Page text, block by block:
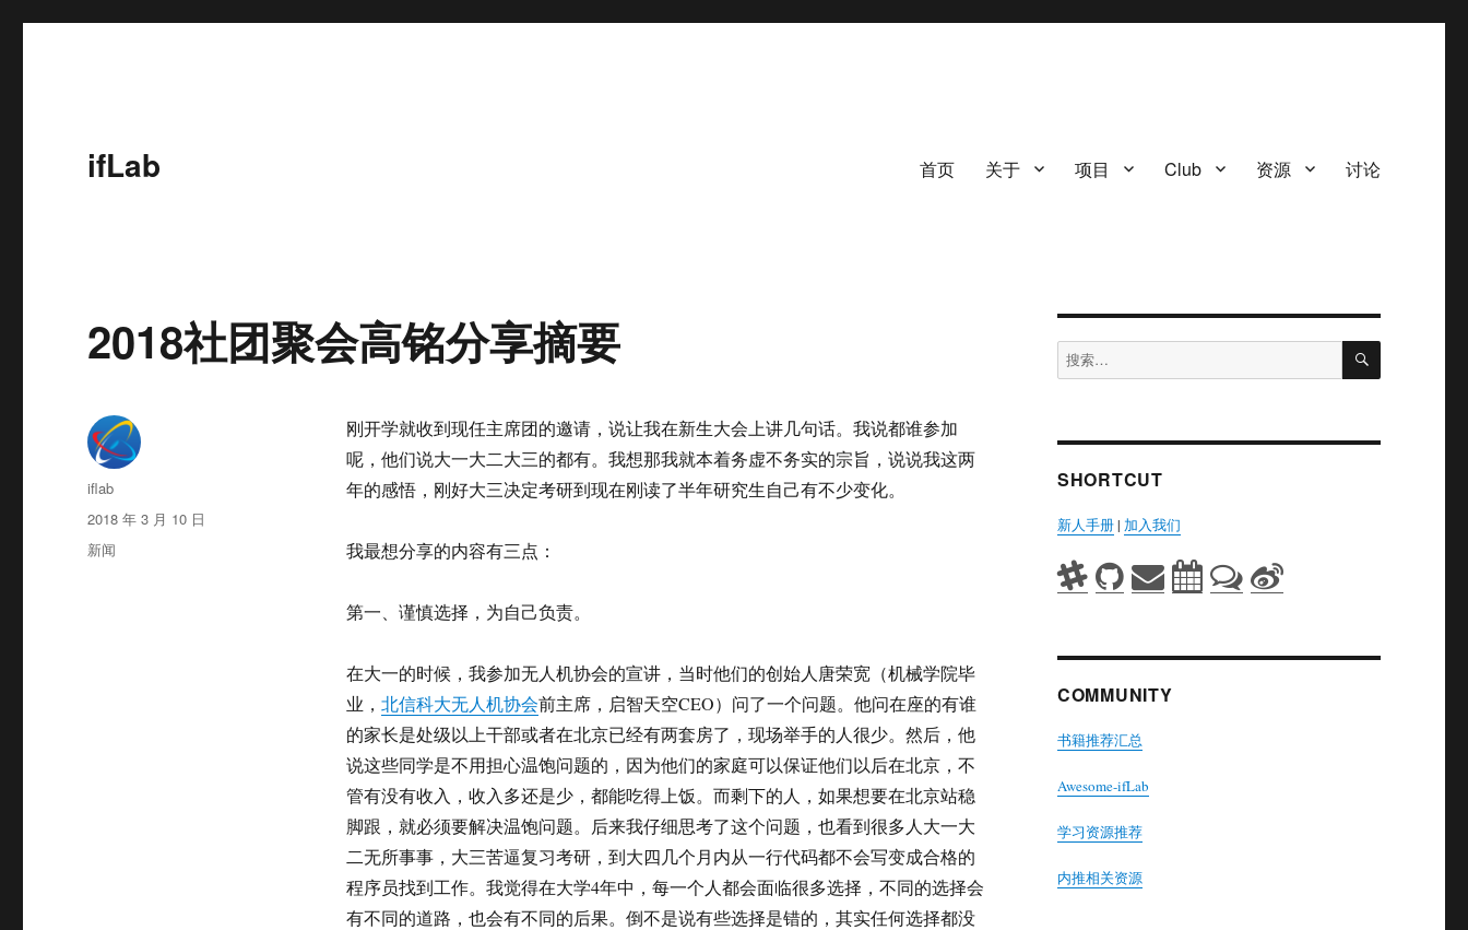
ifLab 首页 关于 项目 Club 资源 讨论
2018社团聚会高铭分享摘要
刚开学就收到现任主席团的邀请，说让我在新生大会上讲几句话。我说都谁参加
呢，他们说大一大二大三的都有。我想那我就本着务虚不务实的宗旨，说说我这两
年的感悟，刚好大三决定考研到现在刚读了半年研究生自己有不少变化。
我最想分享的内容有三点：
第一、谨慎选择，为自己负责。
在大一的时候，我参加无人机协会的宣讲，当时他们的创始人唐荣宽（机械学院毕
业， 北信科大无人机协会前主席，启智天空CEO）问了一个问题。他问在座的有谁
的家长是处级以上干部或者在北京已经有两套房了，现场举手的人很少。然后，他
说这些同学是不用担心温饱问题的，因为他们的家庭可以保证他们以后在北京，不
管有没有收入，收入多还是少，都能吃得上饭。而剩下的人，如果想要在北京站稳
脚跟，就必须要解决温饱问题。后来我仔细思考了这个问题，也看到很多人大一大
二无所事事，大三苦逼复习考研，到大四几个月内从一行代码都不会写变成合格的
程序员找到工作。我觉得在大学4年中，每一个人都会面临很多选择，不同的选择会
有不同的道路，也会有不同的后果。倒不是说有些选择是错的，其实任何选择都没
作
者
iflab
发
布
于
2018 年 3 月 10 日
分
新闻
搜
索：
搜
SHORTCUT
新人手册| 加入我们
COMMUNITY
书籍推荐汇总
Awesome-ifLab
学习资源推荐
内推相关资源